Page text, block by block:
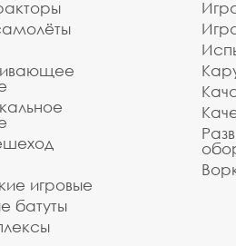
игровые
батуты